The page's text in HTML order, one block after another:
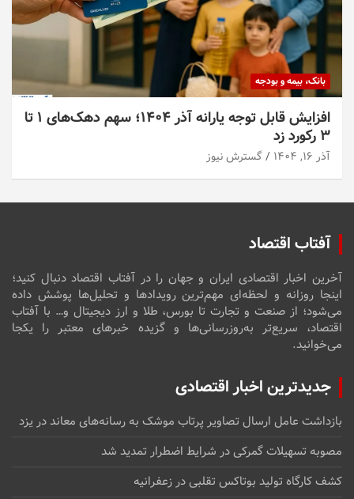
بانک، بیمه و بودجه
افزایش قابل توجه یارانه آذر ۱۴۰۴؛ سهم دهک‌های ۱ تا
۳ رکورد زد
آذر ۱۶, ۱۴۰۴ گسترش نیوز
آفتاب اقتصاد
آخرین اخبار اقتصادی ایران و جهان را در آفتاب اقتصاد دنبال کنید؛
اینجا روزانه و لحظه‌ای مهم‌ترین رویدادها و تحلیل‌ها پوشش داده
می‌شود؛ از صنعت و تجارت تا بورس، طلا و ارز دیجیتال و… با آفتاب
اقتصاد، سریع‌تر به‌روزرسانی‌ها و گزیده خبرهای معتبر را یکجا
می‌خوانید.
جدیدترین اخبار اقتصادی
بازداشت عامل ارسال تصاویر پرتاب موشک به رسانه‌های معاند در یزد
مصوبه تسهیلات گمرکی در شرایط اضطرار تمدید شد
کشف کارگاه تولید بوتاکس تقلبی در زعفرانیه